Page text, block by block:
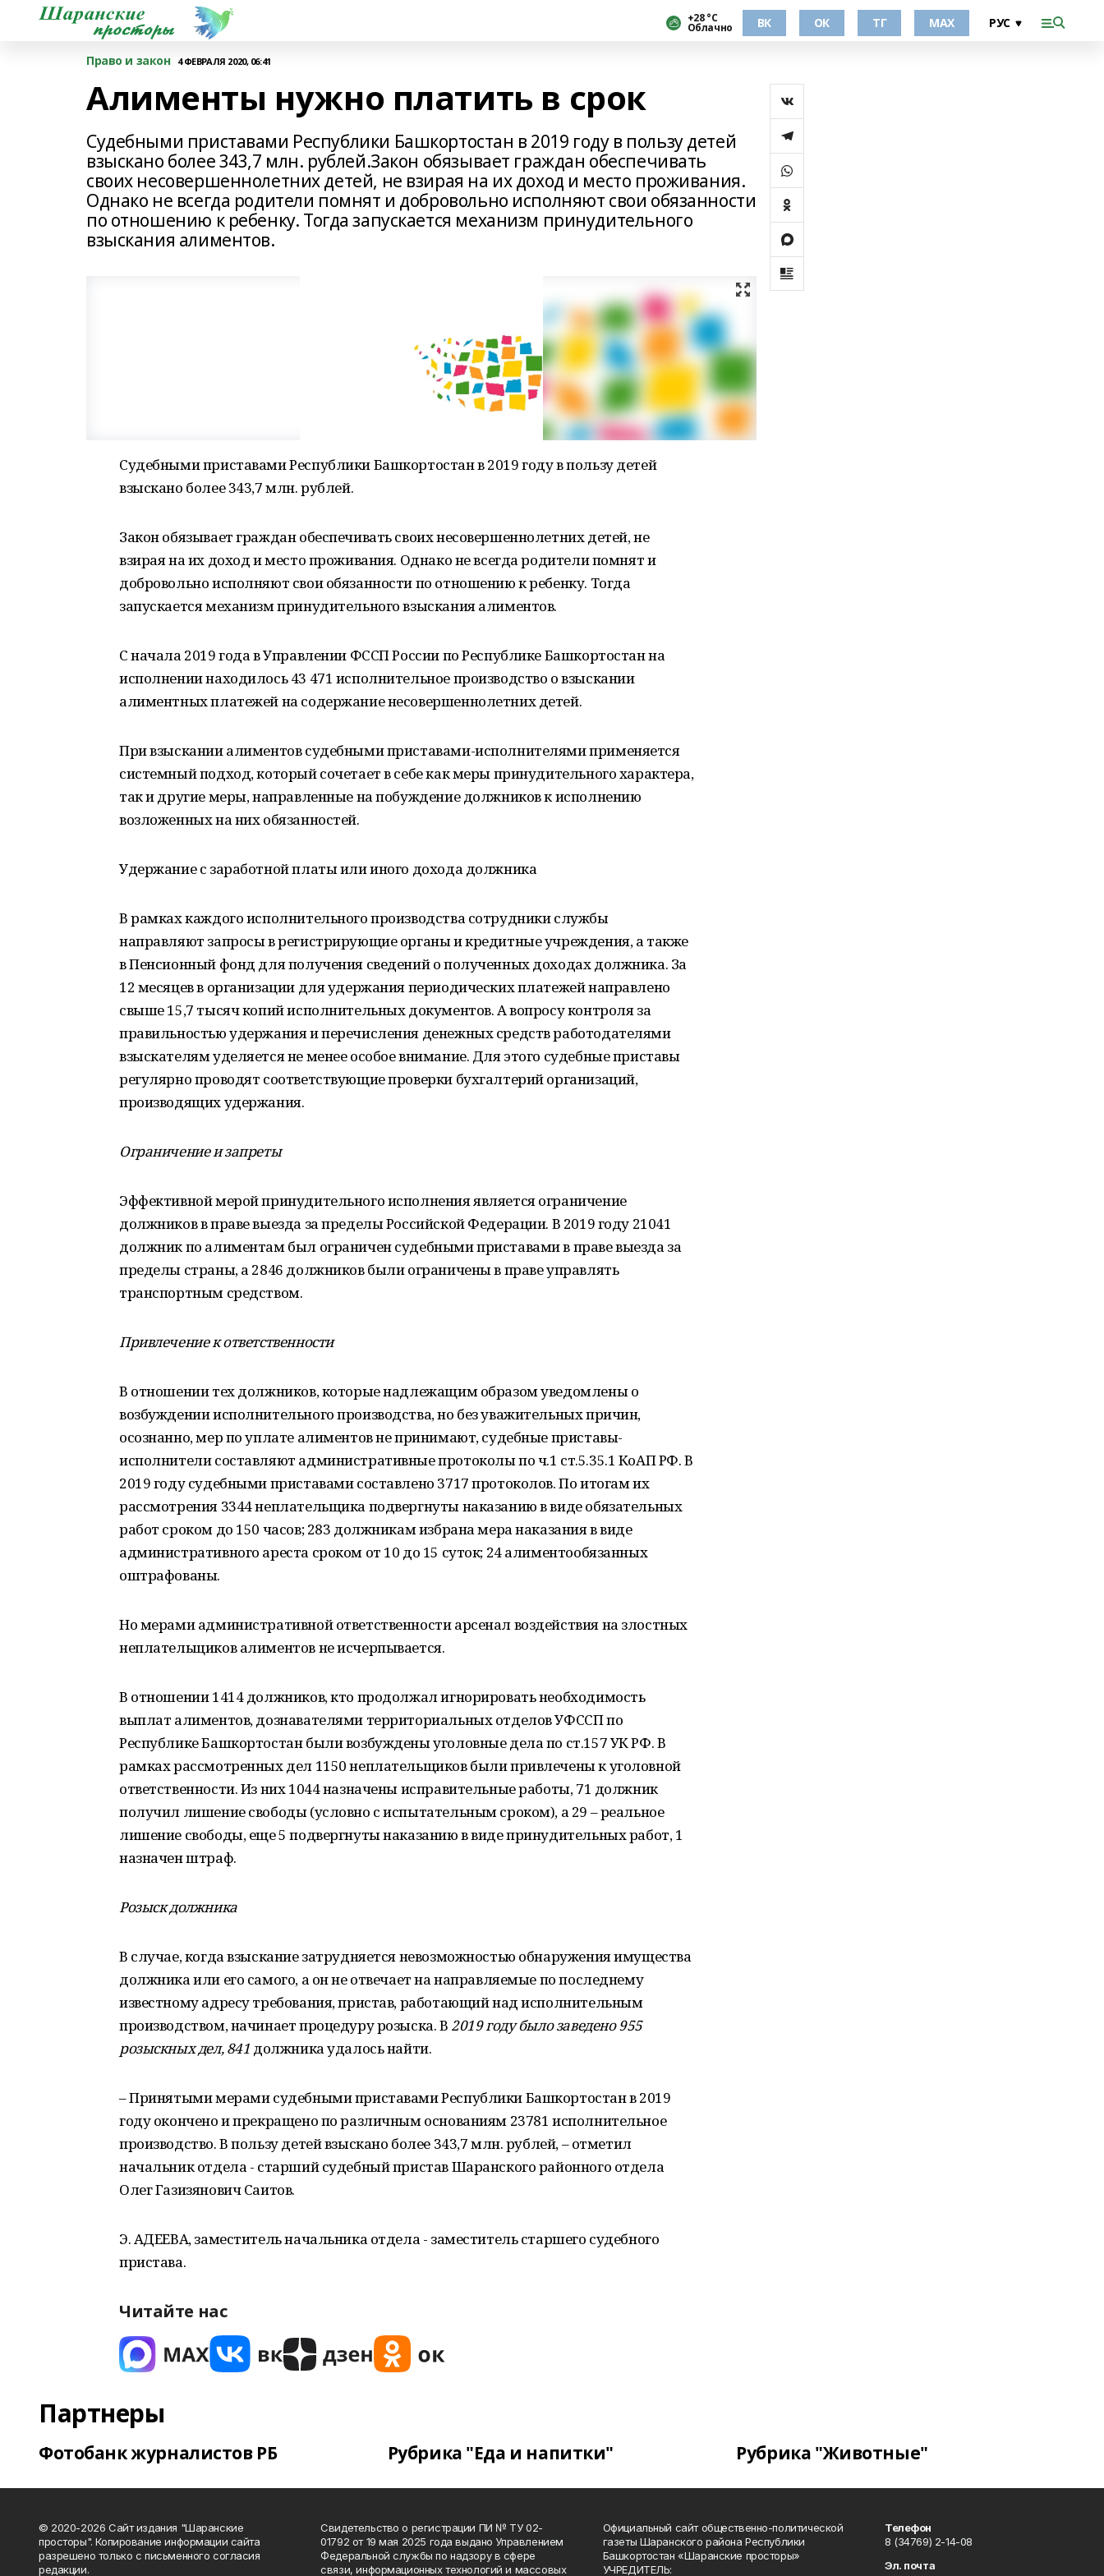
+28 °С
Облачно ВК ОК ТГ МАХ
Право и закон 4 ФЕВРАЛЯ 2020, 06:41
Алименты нужно платить в срок
Судебными приставами Республики Башкортостан в 2019 году в пользу детей
взыскано более 343,7 млн. рублей.Закон обязывает граждан обеспечивать
своих несовершеннолетних детей, не взирая на их доход и место проживания.
Однако не всегда родители помнят и добровольно исполняют свои обязанности
по отношению к ребенку. Тогда запускается механизм принудительного
взыскания алиментов.
Судебными приставами Республики Башкортостан в 2019 году в пользу детей
взыскано более 343,7 млн. рублей.
Закон обязывает граждан обеспечивать своих несовершеннолетних детей, не
взирая на их доход и место проживания. Однако не всегда родители помнят и
добровольно исполняют свои обязанности по отношению к ребенку. Тогда
запускается механизм принудительного взыскания алиментов.
С начала 2019 года в Управлении ФССП России по Республике Башкортостан на
исполнении находилось 43 471 исполнительное производство о взыскании
алиментных платежей на содержание несовершеннолетних детей.
При взыскании алиментов судебными приставами-исполнителями применяется
системный подход, который сочетает в себе как меры принудительного характера,
так и другие меры, направленные на побуждение должников к исполнению
возложенных на них обязанностей.
Удержание с заработной платы или иного дохода должника
В рамках каждого исполнительного производства сотрудники службы
направляют запросы в регистрирующие органы и кредитные учреждения, а также
в Пенсионный фонд для получения сведений о полученных доходах должника. За
12 месяцев в организации для удержания периодических платежей направлено
свыше 15,7 тысяч копий исполнительных документов. А вопросу контроля за
правильностью удержания и перечисления денежных средств работодателями
взыскателям уделяется не менее особое внимание. Для этого судебные приставы
регулярно проводят соответствующие проверки бухгалтерий организаций,
производящих удержания.
Ограничение и запреты
Эффективной мерой принудительного исполнения является ограничение
должников в праве выезда за пределы Российской Федерации. В 2019 году 21041
должник по алиментам был ограничен судебными приставами в праве выезда за
пределы страны, а 2846 должников были ограничены в праве управлять
транспортным средством.
Привлечение к ответственности
В отношении тех должников, которые надлежащим образом уведомлены о
возбуждении исполнительного производства, но без уважительных причин,
осознанно, мер по уплате алиментов не принимают, судебные приставы-
исполнители составляют административные протоколы по ч.1 ст.5.35.1 КоАП РФ. В
2019 году судебными приставами составлено 3717 протоколов. По итогам их
рассмотрения 3344 неплательщика подвергнуты наказанию в виде обязательных
работ сроком до 150 часов; 283 должникам избрана мера наказания в виде
административного ареста сроком от 10 до 15 суток; 24 алиментообязанных
оштрафованы.
Но мерами административной ответственности арсенал воздействия на злостных
неплательщиков алиментов не исчерпывается.
В отношении 1414 должников, кто продолжал игнорировать необходимость
выплат алиментов, дознавателями территориальных отделов УФССП по
Республике Башкортостан были возбуждены уголовные дела по ст.157 УК РФ. В
рамках рассмотренных дел 1150 неплательщиков были привлечены к уголовной
ответственности. Из них 1044 назначены исправительные работы, 71 должник
получил лишение свободы (условно с испытательным сроком), а 29 – реальное
лишение свободы, еще 5 подвергнуты наказанию в виде принудительных работ, 1
назначен штраф.
Розыск должника
В случае, когда взыскание затрудняется невозможностью обнаружения имущества
должника или его самого, а он не отвечает на направляемые по последнему
известному адресу требования, пристав, работающий над исполнительным
производством, начинает процедуру розыска. В 2019 году было заведено 955
розыскных дел, 841 должника удалось найти.
– Принятыми мерами судебными приставами Республики Башкортостан в 2019
году окончено и прекращено по различным основаниям 23781 исполнительное
производство. В пользу детей взыскано более 343,7 млн. рублей, – отметил
начальник отдела - старший судебный пристав Шаранского районного отдела
Олег Газизянович Саитов.
Э. АДЕЕВА, заместитель начальника отдела - заместитель старшего судебного
пристава.
Читайте нас
Партнеры
Фотобанк журналистов РБ Рубрика "Еда и напитки" Рубрика "Животные"
© 2020-2026 Сайт издания "Шаранские
просторы". Копирование информации сайта
разрешено только с письменного согласия
редакции.
Свидетельство о регистрации ПИ № ТУ 02-
01792 от 19 мая 2025 года выдано Управлением
Федеральной службы по надзору в сфере
связи, информационных технологий и массовых
Официальный сайт общественно-политической
газеты Шаранского района Республики
Башкортостан «Шаранские просторы»
УЧРЕДИТЕЛЬ:
Телефон
8 (34769) 2-14-08
Эл. почта